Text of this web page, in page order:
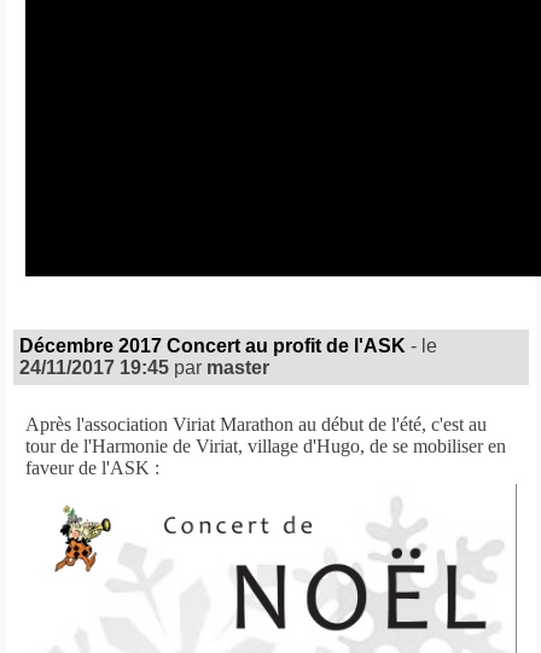
Décembre 2017 Concert au profit de l'ASK - le
24/11/2017 19:45par master
Après l'association Viriat Marathon au début de l'été, c'est au
tour de l'Harmonie de Viriat, village d'Hugo, de se mobiliser en
faveur de l'ASK :